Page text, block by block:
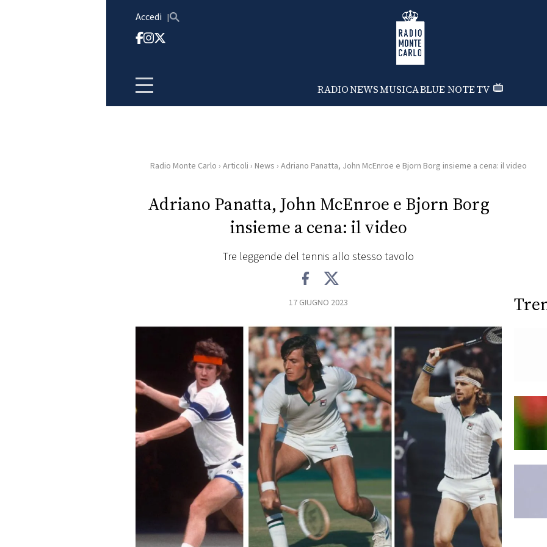
Accedi Radio Monte Carlo
RADIONEWSMUSICABLUE NOTETV
HOME
RADIO
NEWS
CONCORSI
EVENTI
PRINCIPATO
Radio Monte Carlo › Articoli › News › Adriano Panatta, John McEnroe e Bjorn Borg insieme a cena: il video
Adriano Panatta, John McEnroe e Bjorn Borg
insieme a cena: il video
Tre leggende del tennis allo stesso tavolo
17 GIUGNO 2023